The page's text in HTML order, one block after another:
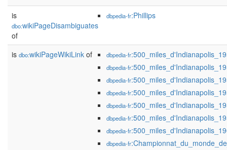
is
dbo:wikiPageDisambiguates
of
dbpedia-fr:Phillips
is dbo:wikiPageWikiLink of dbpedia-fr
dbpedia-fr
dbpedia-fr
dbpedia-fr
dbpedia-fr
dbpedia-fr
dbpedia-fr
dbpedia-fr